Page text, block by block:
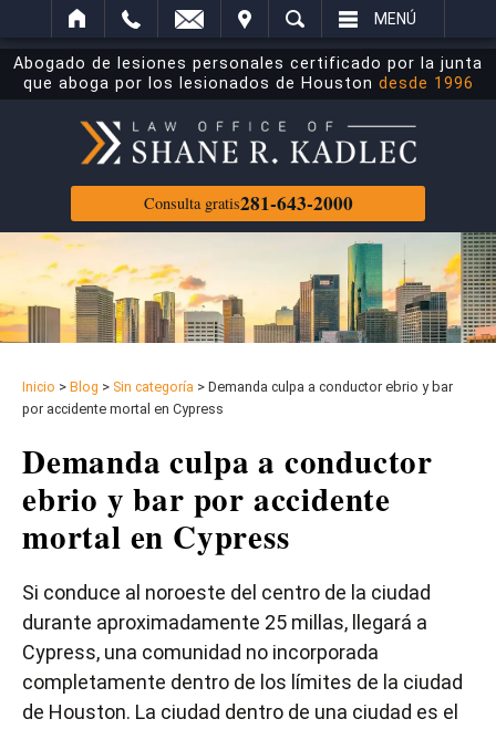
BUSCAR MENÚ
Abogado de lesiones personales certificado por la junta
que aboga por los lesionados de Houston desde 1996
Consulta gratis281-643-2000
Inicio > Blog > Sin categoría > Demanda culpa a conductor ebrio y bar
por accidente mortal en Cypress
Demanda culpa a conductor
ebrio y bar por accidente
mortal en Cypress
Si conduce al noroeste del centro de la ciudad
durante aproximadamente 25 millas, llegará a
Cypress, una comunidad no incorporada
completamente dentro de los límites de la ciudad
de Houston. La ciudad dentro de una ciudad es el